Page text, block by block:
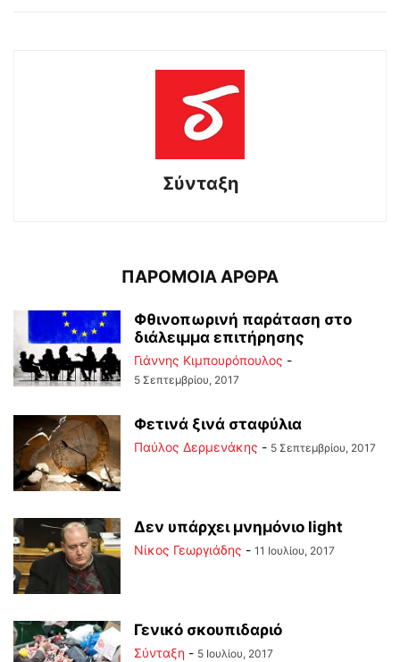
Σύνταξη
ΠΑΡΟΜΟΙΑ ΑΡΘΡΑ
Φθινοπωρινή παράταση στο
διάλειμμα επιτήρησης
Γιάννης Κιμπουρόπουλος -
5 Σεπτεμβρίου, 2017
Φετινά ξινά σταφύλια
Παύλος Δερμενάκης - 5 Σεπτεμβρίου, 2017
Δεν υπάρχει μνημόνιο light
Νίκος Γεωργιάδης - 11 Ιουλίου, 2017
Γενικό σκουπιδαριό
Σύνταξη - 5 Ιουλίου, 2017